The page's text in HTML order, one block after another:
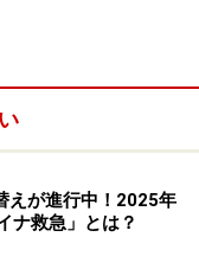
会社を休んでいる
えが進行中！2025年
ナ救急」とは？